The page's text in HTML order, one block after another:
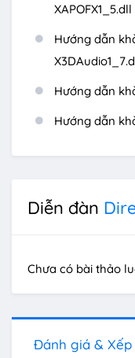
XAPOFX1_5.dll
Hướng dẫn
Hướng dẫn
Hướng dẫn
Diễn đàn
Chưa có bài thảo
Đánh giá & Xếp